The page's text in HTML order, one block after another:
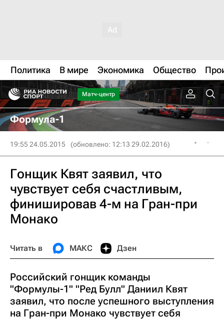
Политика В мире Экономика Общество
Матч-центр
Формула-1
19:55 24.05.2015 (обновлено: 12:13 29.02.2016)
Гонщик Квят заявил, что
чувствует себя счастливым,
финишировав 4-м на Гран-при
Монако
Читать в МАКС Дзен
Российский гонщик команды
"Формулы-1" "Ред Булл" Даниил Квят
заявил, что после успешного выступления
на Гран-при Монако чувствует себя